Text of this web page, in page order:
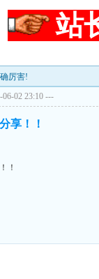
站
厉害!
02 23:10 ---
享！！
！